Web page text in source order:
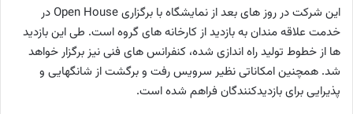
این شرکت در روز های بعد از نمایشگاه با برگزاریOpen Houseدر
خدمت علاقه مندان به بازدید از کارخانه های گروه است. طی این بازدید
ها از خطوط تولید راه اندازی شده، کنفرانس های فنی نیز برگزار خواهد
شد. همچنین امکاناتی نظیر سرویس رفت و برگشت از شانگهایی و
پذیرایی برای بازدیدکنندگان فراهم شده است.